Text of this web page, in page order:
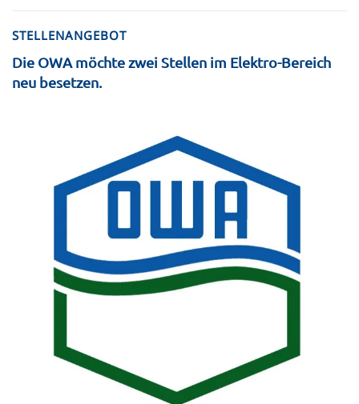
STELLENANGEBOT
Die OWA möchte zwei Stellen im Elektro-Bereich
neu besetzen.